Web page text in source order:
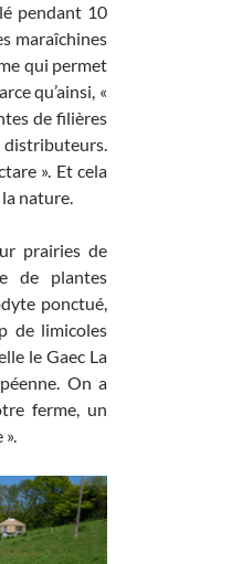
pendant 10
maraîchines
qui permet
qu’ainsi, «
de filières
distributeurs.
». Et cela
nature.
prairies de
de plantes
ponctué,
de limicoles
le Gaec La
On a
ferme, un